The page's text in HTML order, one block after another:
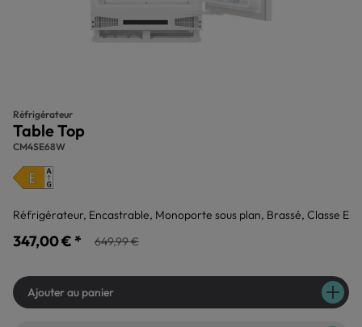
Réfrigérateur
Table Top
CM4SE68W
Réfrigérateur, Encastrable, Monoporte sous plan, Brassé, Classe E
347,00 € * 649,99 €
Ajouter au panier